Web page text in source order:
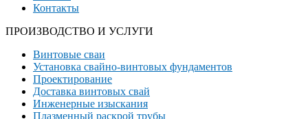
Контакты
ПРОИЗВОДСТВО И УСЛУГИ
Винтовые сваи
Установка свайно-винтовых фундаментов
Проектирование
Доставка винтовых свай
Инженерные изыскания
Плазменный раскрой трубы